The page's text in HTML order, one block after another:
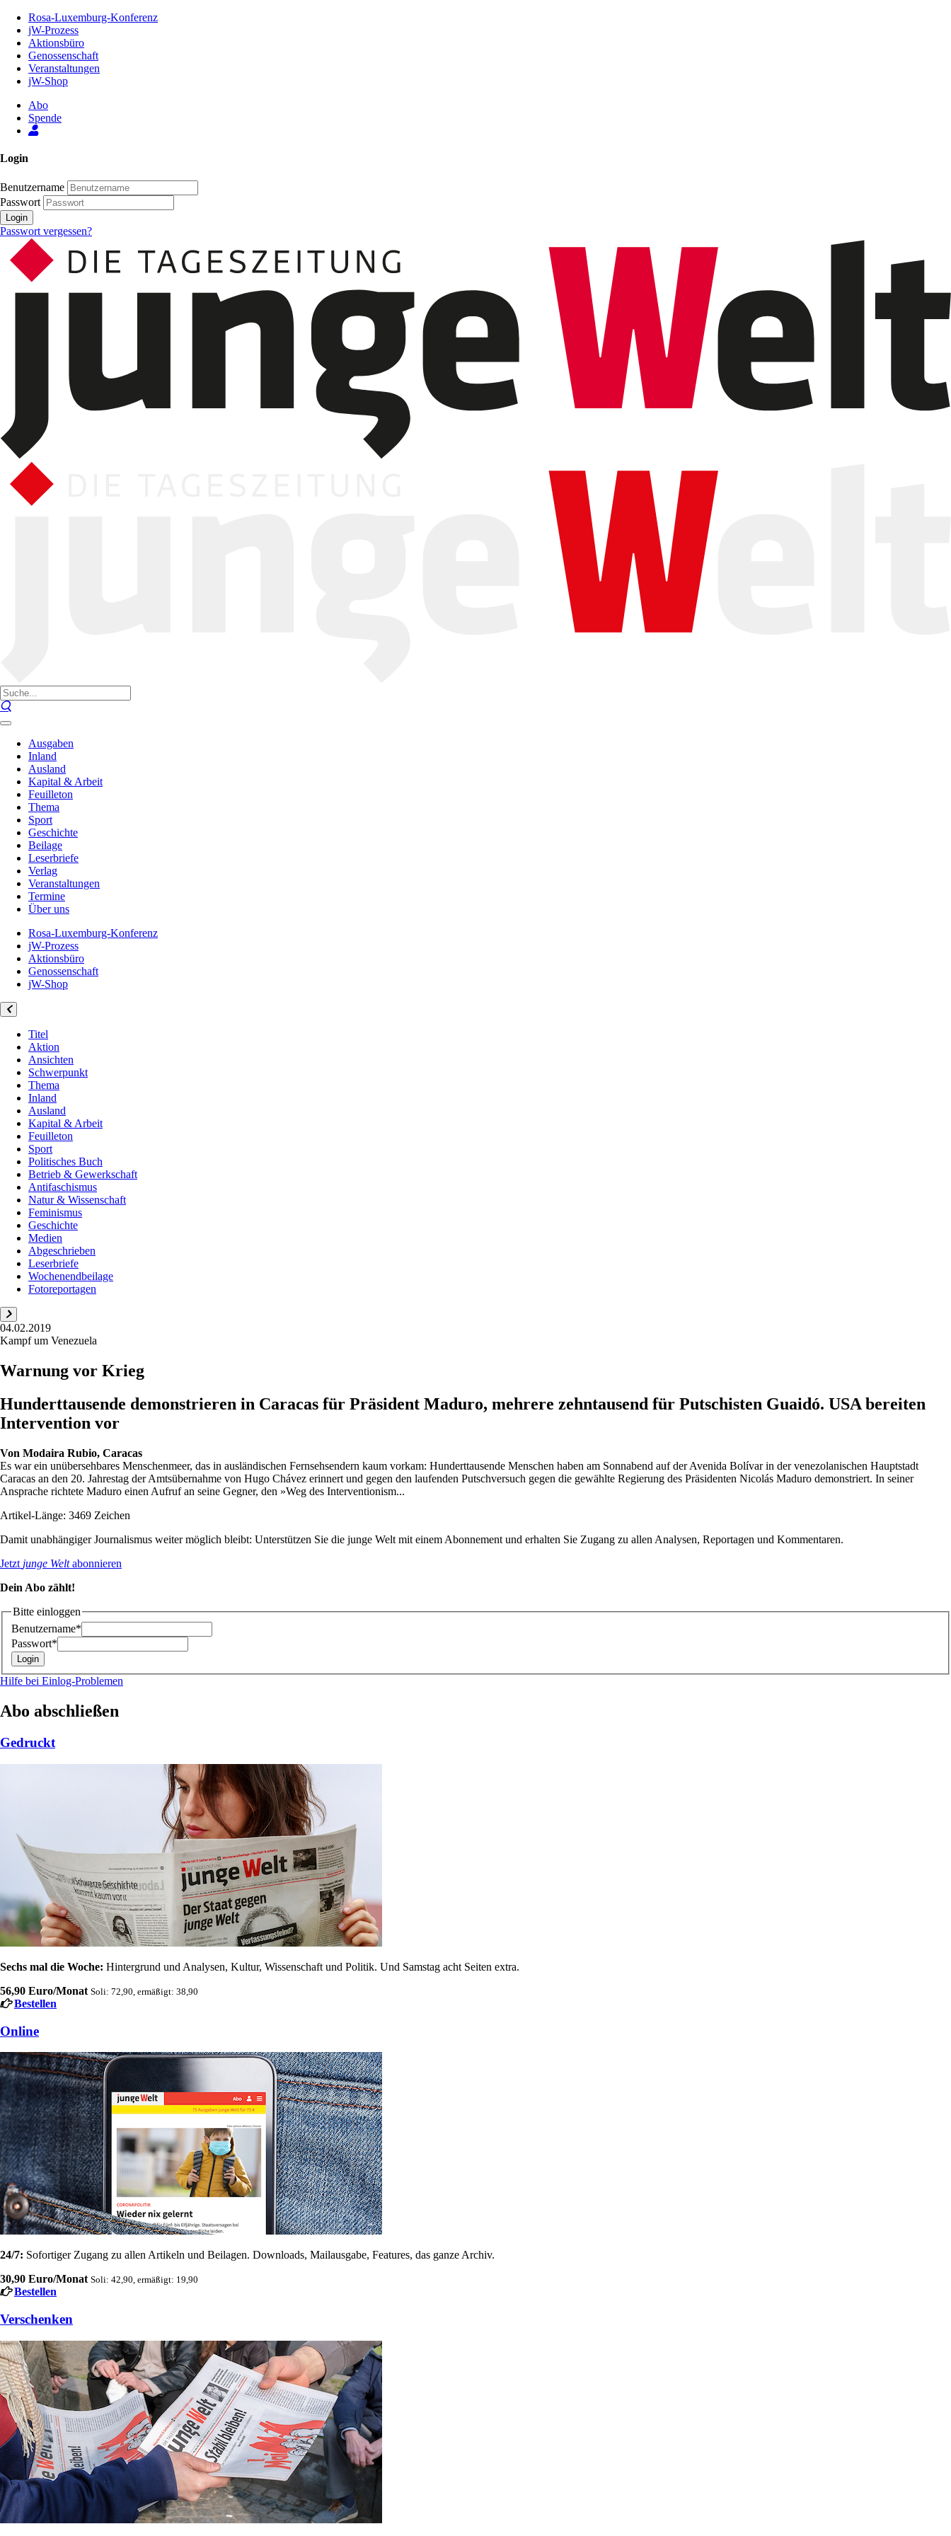
Inhalt
Seite
Rosa-Luxemburg-Konferenz
jW-Prozess
Aktionsbüro
Genossenschaft
Veranstaltungen
jW-Shop
Abo
Spende
Login
Benutzername
Passwort
Login
Passwort vergessen?
Ausgaben
Inland
Ausland
Kapital & Arbeit
Feuilleton
Thema
Sport
Geschichte
Beilage
Leserbriefe
Verlag
Veranstaltungen
Termine
Über uns
Rosa-Luxemburg-Konferenz
jW-Prozess
Aktionsbüro
Genossenschaft
jW-Shop
Titel
Aktion
Ansichten
Schwerpunkt
Thema
Inland
Ausland
Kapital & Arbeit
Feuilleton
Sport
Politisches Buch
Betrieb & Gewerkschaft
Antifaschismus
Natur & Wissenschaft
Feminismus
Geschichte
Medien
Abgeschrieben
Leserbriefe
Wochenendbeilage
Fotoreportagen
04.02.2019
Kampf um Venezuela
Warnung vor Krieg
Hunderttausende demonstrieren in Caracas für Präsident Maduro, mehrere zehntausend für Putschisten Guaidó. USA bereiten
Intervention vor
Von Modaira Rubio, Caracas
Es war ein unübersehbares Menschenmeer, das in ausländischen Fernsehsendern kaum vorkam: Hunderttausende Menschen haben am Sonnabend auf der Avenida Bolívar in der venezolanischen Hauptstadt
Caracas an den 20. Jahrestag der Amtsübernahme von Hugo Chávez erinnert und gegen den laufenden Putschversuch gegen die gewählte Regierung des Präsidenten Nicolás Maduro demonstriert. In seiner
Ansprache richtete Maduro einen Aufruf an seine Gegner, den »Weg des Interventionism...
Artikel-Länge: 3469 Zeichen
Damit unabhängiger Journalismus weiter möglich bleibt: Unterstützen Sie die junge Welt mit einem Abonnement und erhalten Sie Zugang zu allen Analysen, Reportagen und Kommentaren.
Jetzt junge Weltabonnieren
Dein Abo zählt!
Bitte einloggen
Benutzername*
Passwort*
Hilfe bei Einlog-Problemen
Abo abschließen
Gedruckt
Sechs mal die Woche: Hintergrund und Analysen, Kultur, Wissenschaft und Politik. Und Samstag acht Seiten extra.
56,90 Euro/Monat Soli: 72,90, ermäßigt: 38,90
Bestellen
Online
24/7: Sofortiger Zugang zu allen Artikeln und Beilagen. Downloads, Mailausgabe, Features, das ganze Archiv.
30,90 Euro/Monat Soli: 42,90, ermäßigt: 19,90
Bestellen
Verschenken